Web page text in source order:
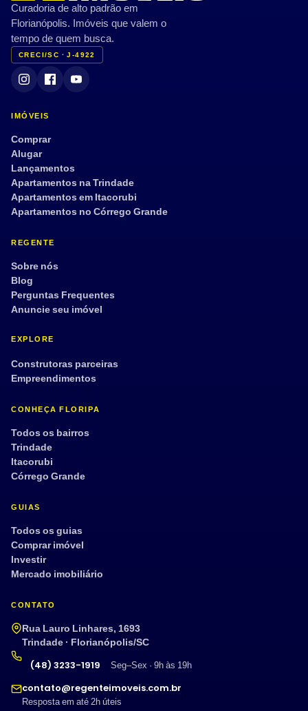
Curadoria de alto padrão em
Florianópolis. Imóveis que valem o
tempo de quem busca.
CRECI/SC · J-4922
IMÓVEIS
Comprar
Alugar
Lançamentos
Apartamentos na Trindade
Apartamentos em Itacorubi
Apartamentos no Córrego Grande
REGENTE
Sobre nós
Blog
Perguntas Frequentes
Anuncie seu imóvel
EXPLORE
Construtoras parceiras
Empreendimentos
CONHEÇA FLORIPA
Todos os bairros
Trindade
Itacorubi
Córrego Grande
GUIAS
Todos os guias
Comprar imóvel
Investir
Mercado imobiliário
CONTATO
Rua Lauro Linhares, 1693
Trindade · Florianópolis/SC
(48) 3233-1919
Seg–Sex · 9h às 19h
contato@regenteimoveis.com.br
Resposta em até 2h úteis